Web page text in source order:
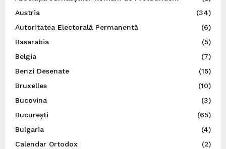
Austria
(34)
Autoritatea Electorală Permanentă
(6)
Basarabia
(5)
Belgia
(7)
Benzi Desenate
(15)
Bruxelles
(10)
Bucovina
(3)
București
(65)
Bulgaria
(4)
Calendar Ortodox
(2)